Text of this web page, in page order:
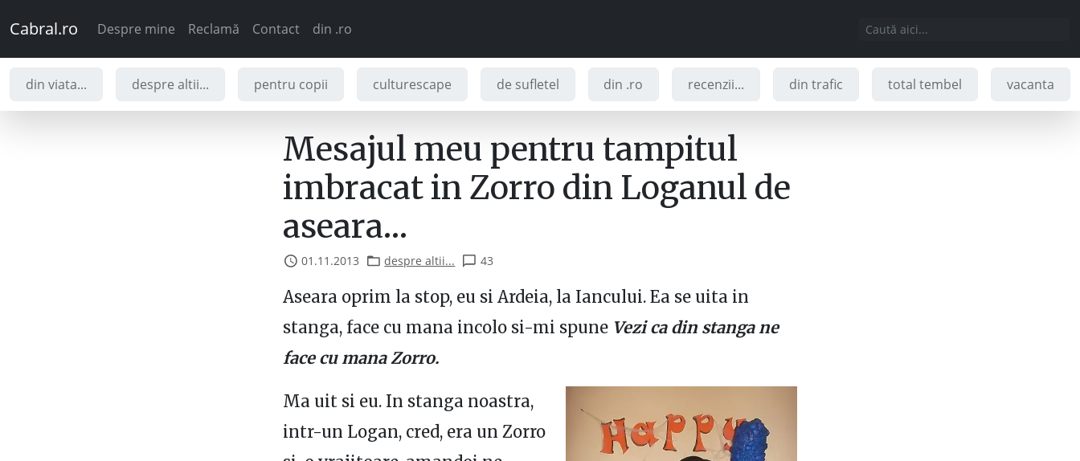
Cabral.ro Despre mine Reclamă Contact din .ro
din viata... despre altii... pentru copii culturescape de sufletel din .ro recenzii... din trafic total tembel vacanta
Mesajul meu pentru tampitul
imbracat in Zorro din Loganul de
aseara…
01.11.2013 despre altii... 43
Aseara oprim la stop, eu si Ardeia, la Iancului. Ea se uita in
stanga, face cu mana incolo si-mi spune Vezi ca din stanga ne
face cu mana Zorro.
Ma uit si eu. In stanga noastra,
intr-un Logan, cred, era un Zorro